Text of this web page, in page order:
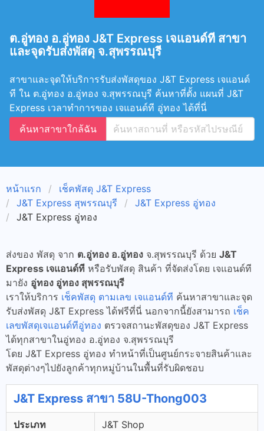
ต.อู่ทอง อ.อู่ทอง J&T Express เจแอนด์ที สาขา
และจุดรับส่งพัสดุ จ.สุพรรณบุรี
สาขาและจุดให้บริการรับส่งพัสดุของ J&T Express เจแอนด์
ที ใน ต.อู่ทอง อ.อู่ทอง จ.สุพรรณบุรี ค้นหาที่ตั้ง แผนที่ J&T
Express เวลาทำการของ เจแอนด์ที อู่ทอง ได้ที่นี่
ค้นหาสาขาใกล้ฉัน
หน้าแรก
เช็คพัสดุ J&T Express
J&T Express สุพรรณบุรี
J&T Express อู่ทอง
J&T Express อู่ทอง
ส่งของ พัสดุ จาก ต.อู่ทอง อ.อู่ทอง จ.สุพรรณบุรี ด้วย J&T
Express เจแอนด์ที หรือรับพัสดุ สินค้า ที่จัดส่งโดย เจแอนด์ที
มายัง อู่ทอง อู่ทอง สุพรรณบุรี
เราให้บริการ เช็คพัสดุ ตามเลข เจแอนด์ที ค้นหาสาขาและจุด
รับส่งพัสดุ J&T Express ได้ฟรีที่นี่ นอกจากนี้ยังสามารถ เช็ค
เลขพัสดุเจแอนด์ทีอู่ทอง ตรวจสถานะพัสดุของ J&T Express
ได้ทุกสาขาในอู่ทอง อ.อู่ทอง จ.สุพรรณบุรี
โดย J&T Express อู่ทอง ทำหน้าที่เป็นศูนย์กระจายสินค้าและ
พัสดุต่างๆไปยังลูกค้าทุกหมู่บ้านในพื้นที่รับผิดชอบ
J&T Express สาขา 58U-Thong003
ประเภท J&T Shop